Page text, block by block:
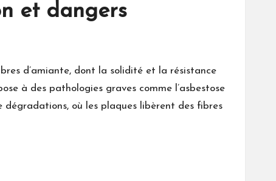
et dangers
d’amiante, dont la solidité et la résistance
à des pathologies graves comme l’asbestose
où les plaques libèrent des fibres